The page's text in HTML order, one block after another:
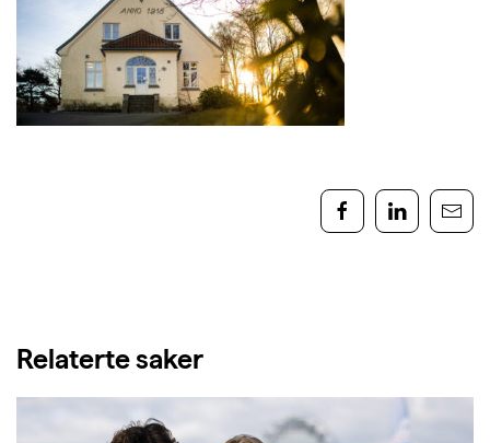
Relaterte saker